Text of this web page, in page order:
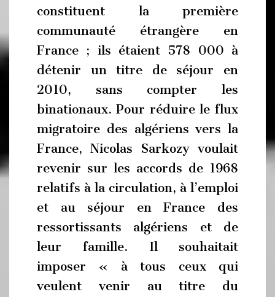
constituent la première
communauté étrangère en
France ; ils étaient 578 000 à
détenir un titre de séjour en
2010, sans compter les
binationaux. Pour réduire le flux
migratoire des algériens vers la
France, Nicolas Sarkozy voulait
revenir sur les accords de 1968
relatifs à la circulation, à l’emploi
et au séjour en France des
ressortissants algériens et de
leur famille. Il souhaitait
imposer « à tous ceux qui
veulent venir au titre du